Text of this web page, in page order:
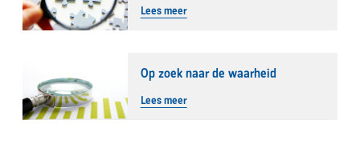
Lees meer
Op zoek naar de waarheid
Lees meer